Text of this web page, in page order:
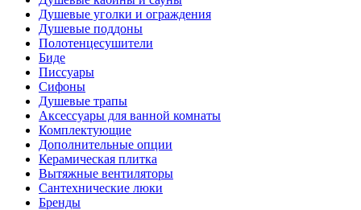
Душевые уголки и ограждения
Душевые поддоны
Полотенцесушители
Биде
Писсуары
Сифоны
Душевые трапы
Аксессуары для ванной комнаты
Комплектующие
Дополнительные опции
Керамическая плитка
Вытяжные вентиляторы
Сантехнические люки
Бренды